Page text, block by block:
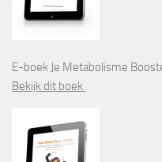
E-boek Je Metabolisme
Bekijk dit boek